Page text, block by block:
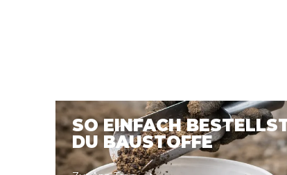
SO EINFACH
DU BAUSTOFFE